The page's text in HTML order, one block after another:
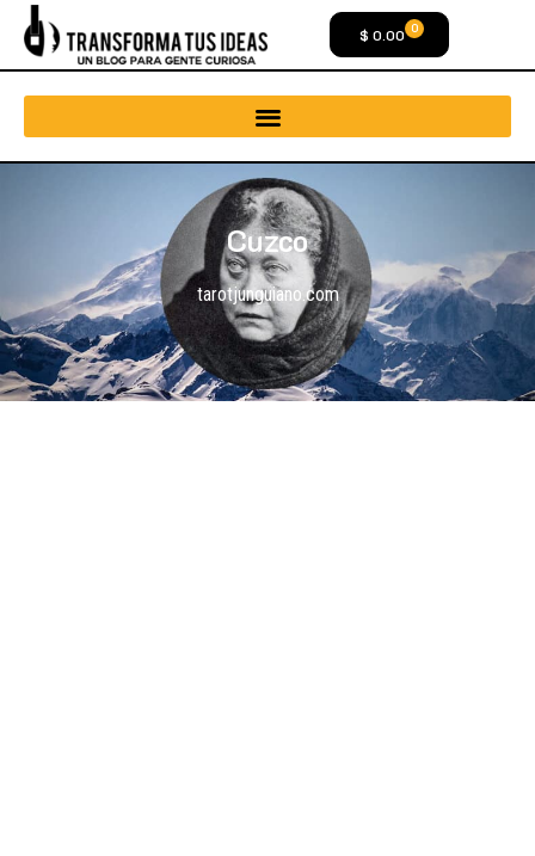
$ 0.00 0
Cuzco
tarotjunguiano.com